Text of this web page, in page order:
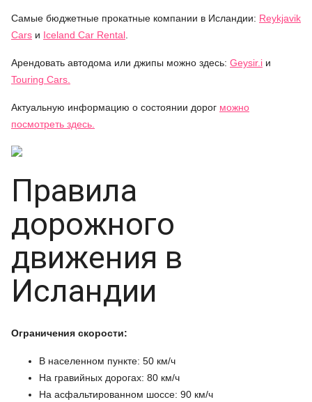
Самые бюджетные прокатные компании в Исландии: Reykjavik
Cars и Iceland Car Rental
Арендовать автодома или джипы можно здесь: Geysir.i и
Touring Cars.
Актуальную информацию о состоянии дорог можно
посмотреть здесь.
Правила
дорожного
движения в
Исландии
Ограничения скорости:
В населенном пункте: 50 км/ч
На гравийных дорогах: 80 км/ч
На асфальтированном шоссе: 90 км/ч